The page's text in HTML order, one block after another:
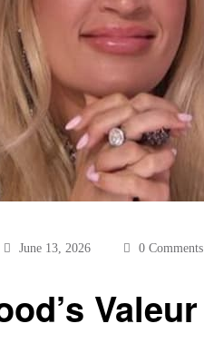
June 13, 2026 0 Comments